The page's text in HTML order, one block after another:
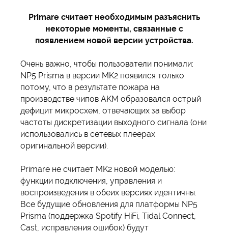
Primare считает необходимым разъяснить
некоторые моменты, связанные с
появлением новой версии устройства.
Очень важно, чтобы пользователи понимали:
NP5 Prisma в версии MK2 появился только
потому, что в результате пожара на
производстве чипов AKM образовался острый
дефицит микросхем, отвечающих за выбор
частоты дискретизации выходного сигнала (они
использовались в сетевых плеерах
оригинальной версии).
Primare не считает MK2 новой моделью:
функции подключения, управления и
воспроизведения в обеих версиях идентичны.
Все будущие обновления для платформы NP5
Prisma (поддержка Spotify HiFi, Tidal Connect,
Cast, исправления ошибок) будут